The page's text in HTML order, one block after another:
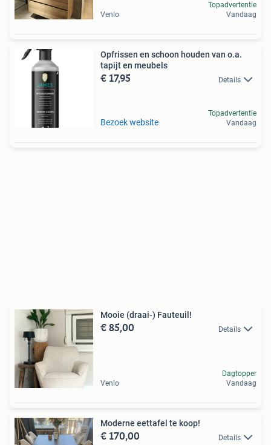
Venlo
Topadvertentie
Vandaag
Opfrissen en schoon houden van o.a.
tapijt en meubels
€ 17,95 Details
Bezoek website
Topadvertentie
Vandaag
Mooie (draai-) Fauteuil!
€ 85,00 Details
Venlo
Dagtopper
Vandaag
Moderne eettafel te koop!
€ 170,00 Details